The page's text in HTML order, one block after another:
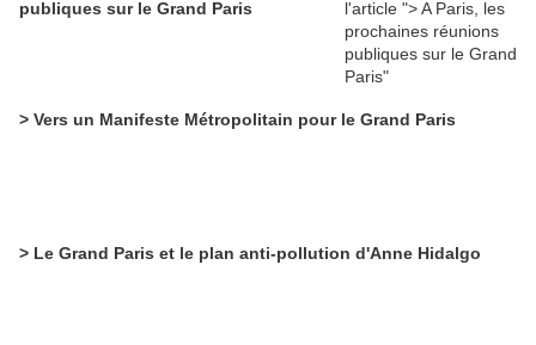
publiques sur le Grand Paris
> Vers un Manifeste Métropolitain pour le Grand Paris
> Le Grand Paris et le plan anti-pollution d'Anne Hidalgo